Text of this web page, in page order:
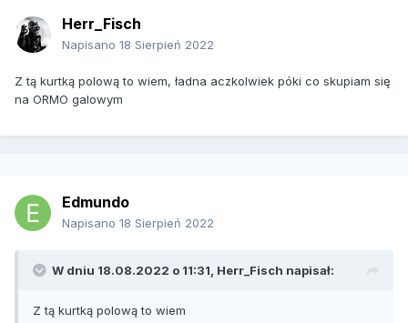
Herr_Fisch
Napisano 18 Sierpień 2022
Z tą kurtką polową to wiem, ładna aczkolwiek póki co skupiam się
na ORMO galowym
Edmundo
Napisano 18 Sierpień 2022
W dniu 18.08.2022 o 11:31, Herr_Fisch napisał:
Z tą kurtką polową to wiem